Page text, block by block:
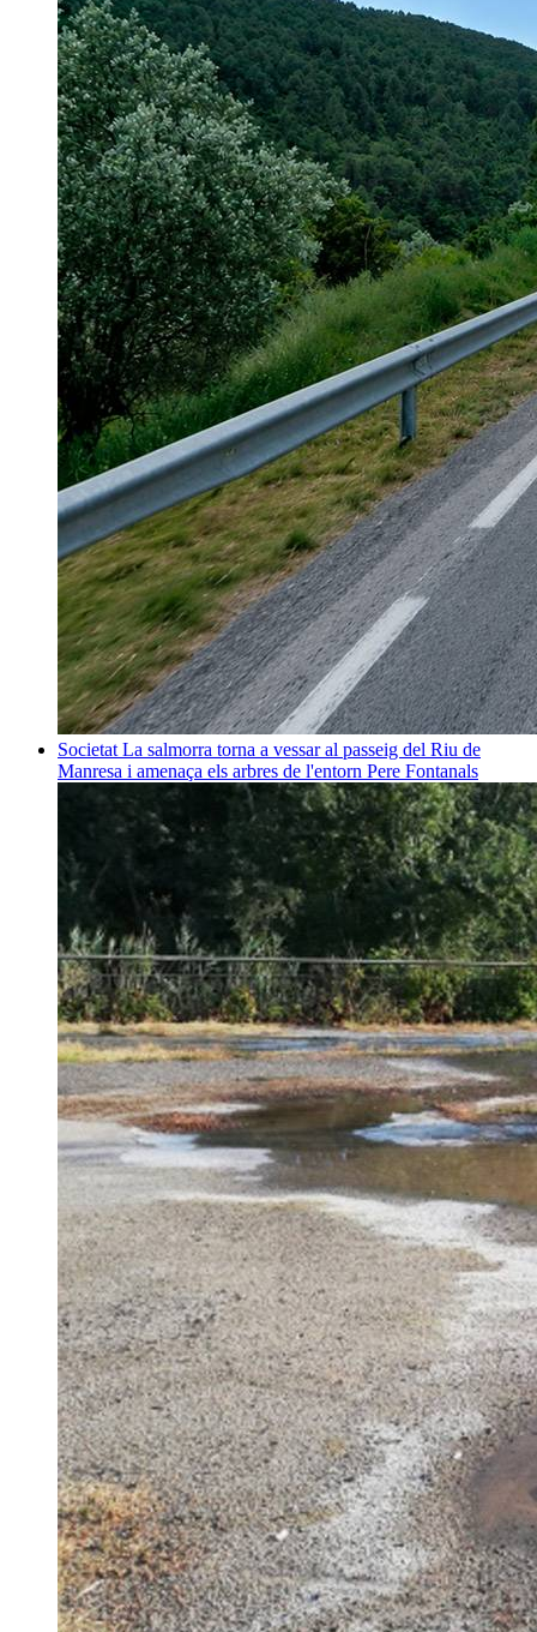
Societat La salmorra torna a vessar al passeig del Riu de
Manresa i amenaça els arbres de l'entorn Pere Fontanals